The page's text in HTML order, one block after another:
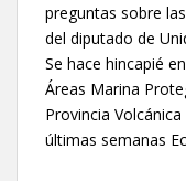
preguntas sobre
del diputado de
Se hace hincapié
Áreas Marina
Provincia
últimas semanas